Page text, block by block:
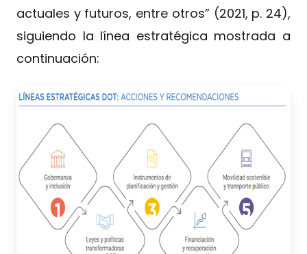
actuales y futuros, entre otros” (2021, p. 24),
siguiendo la línea estratégica mostrada a
continuación: